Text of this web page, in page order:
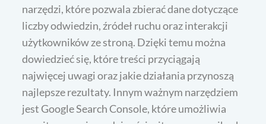
narzędzi, które pozwala zbierać dane dotyczące
liczby odwiedzin, źródeł ruchu oraz interakcji
użytkowników ze stroną. Dzięki temu można
dowiedzieć się, które treści przyciągają
najwięcej uwagi oraz jakie działania przynoszą
najlepsze rezultaty. Innym ważnym narzędziem
jest Google Search Console, które umożliwia